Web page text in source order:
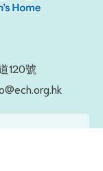
120號